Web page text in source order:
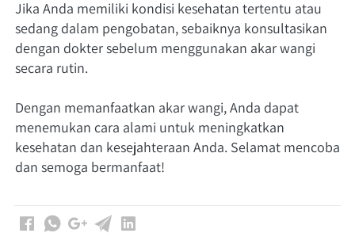
Jika Anda memiliki kondisi kesehatan tertentu atau
sedang dalam pengobatan, sebaiknya konsultasikan
dengan dokter sebelum menggunakan akar wangi
secara rutin.
Dengan memanfaatkan akar wangi, Anda dapat
menemukan cara alami untuk meningkatkan
kesehatan dan kesejahteraan Anda. Selamat mencoba
dan semoga bermanfaat!